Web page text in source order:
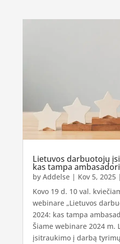
Lietuvos darbuotojų
kas tampa
by Addelse| Kov 5, 2025|
Kovo 19 d. 10 val.
webinare „Lietuvos
2024: kas tampa
Šiame webinare 2024 m.
įsitraukimo į darbą